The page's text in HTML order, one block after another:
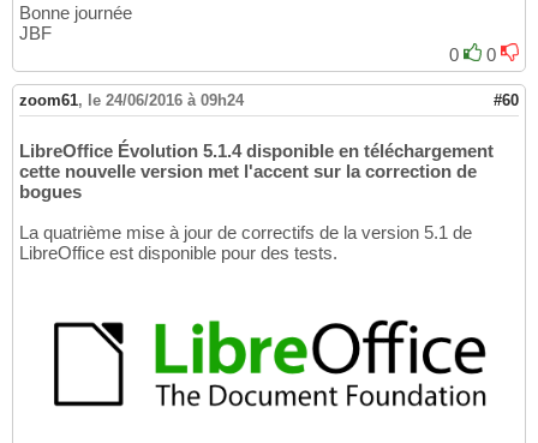
Bonne journée
JBF
0
0
zoom61, le 24/06/2016 à 09h24 #60
LibreOffice Évolution 5.1.4 disponible en téléchargement
cette nouvelle version met l'accent sur la correction de
bogues
La quatrième mise à jour de correctifs de la version 5.1 de
LibreOffice est disponible pour des tests.